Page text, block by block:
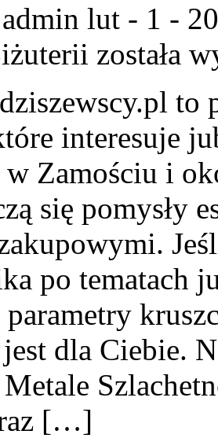
lut - 1 -
została
to
interesuje
w Zamościu i
się pomysły
po tematach
parametry
dla Ciebie.
[…]